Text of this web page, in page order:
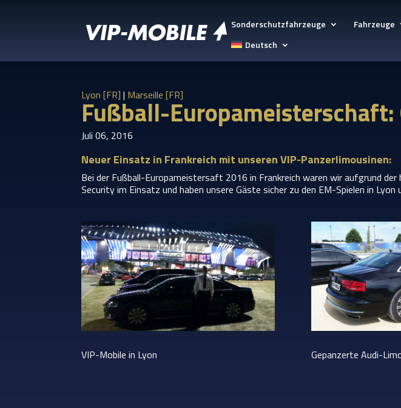
Sonderschutzfahrzeuge Fahrzeuge
Deutsch
Lyon [FR] | Marseille [FR]
Fußball-Europameisterschaft:
Juli 06, 2016
Neuer Einsatz in Frankreich mit unseren VIP-Panzerlimousinen:
Bei der Fußball-Europameistersaft 2016 in Frankreich waren wir aufgrund
Security im Einsatz und haben unsere Gäste sicher zu den EM-Spielen in
VIP-Mobile in Lyon Gepanzerte Audi-